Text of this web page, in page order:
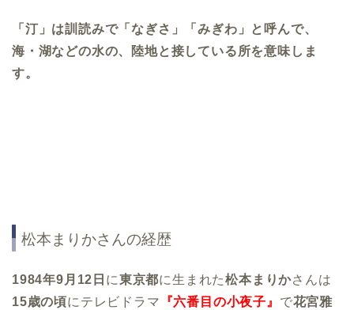
「汀」は訓読みで「なぎさ」「みぎわ」と呼んで、
海・湖などの水の、陸地と接している所を意味しま
す。
松本まりかさんの経歴
1984年9月12日 に東京都に生まれた松本まりかさんは
15歳の頃にテレビドラマ 『六番目の小夜子』 で花宮雅